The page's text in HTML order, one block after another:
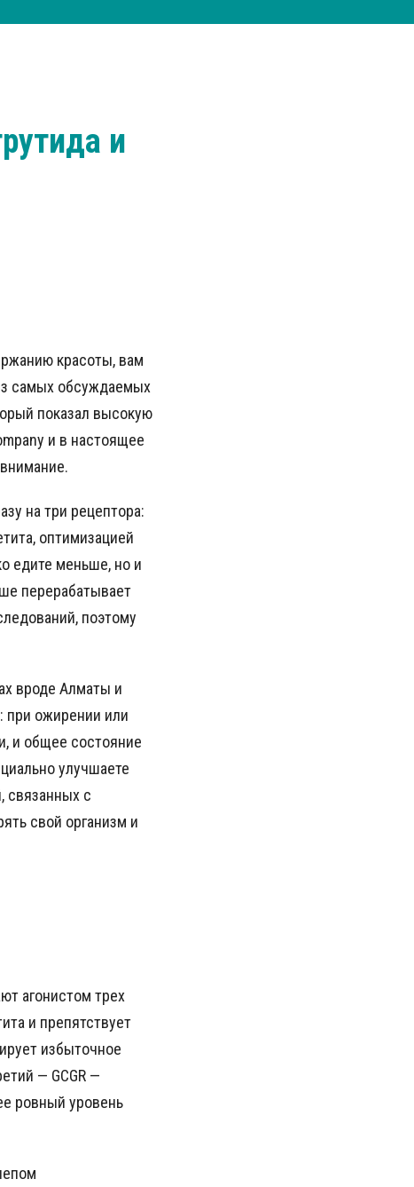
и
красоты, вам
самых обсуждаемых
показал высокую
и в настоящее
на три рецептора:
оптимизацией
едите меньше, но и
перерабатывает
поэтому
вроде Алматы и
при ожирении или
и общее состояние
улучшаете
связанных с
свой организм и
агонистом трех
и препятствует
избыточное
— GCGR —
ровный уровень